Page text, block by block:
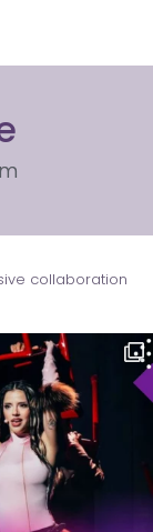
collaboration